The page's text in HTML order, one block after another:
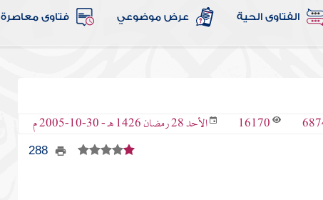
الفتاوى الحية عرض موضوعي فتاوى معاصرة
16170 الأحد 28 رمضان 1426 هـ - 30-10-2005 م
288